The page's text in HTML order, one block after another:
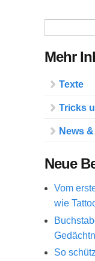
Mehr
Texte
Tricks
News
Neue
Vom
wie
So